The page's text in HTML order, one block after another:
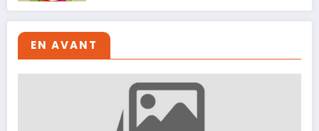
EN AVANT